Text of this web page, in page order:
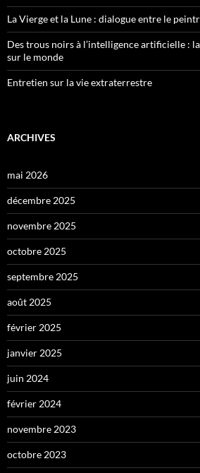
La Vierge et la Lune : dialogue entre le
Des trous noirs à l’intelligence artificielle :
sur le monde
Entretien sur la vie extraterrestre
ARCHIVES
mai 2026
décembre 2025
novembre 2025
octobre 2025
septembre 2025
août 2025
février 2025
janvier 2025
juin 2024
février 2024
novembre 2023
octobre 2023